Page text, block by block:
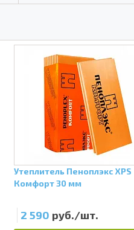
Утеплитель Пеноплэкс XPS
Комфорт 30 мм
2 590 руб./шт.